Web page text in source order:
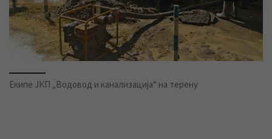
Екипе ЈКП „Водовод и канализација“ на терену